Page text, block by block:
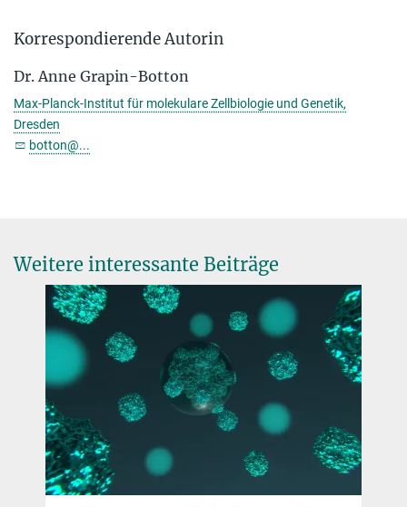
Korrespondierende Autorin
Dr. Anne Grapin-Botton
Max-Planck-Institut für molekulare Zellbiologie und Genetik,
Dresden
botton@...
Weitere interessante Beiträge